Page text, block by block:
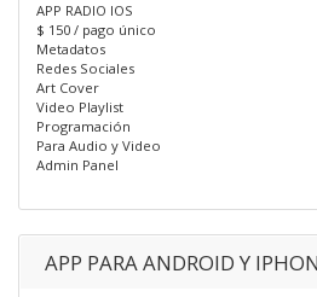
APP RADIO IOS
$ 150 / pago único
Metadatos
Redes Sociales
Art Cover
Video Playlist
Programación
Para Audio y Video
Admin Panel
APP PARA ANDROID Y